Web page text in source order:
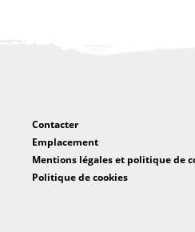
Contacter
Emplacement
Mentions légales et politique de
Politique de cookies